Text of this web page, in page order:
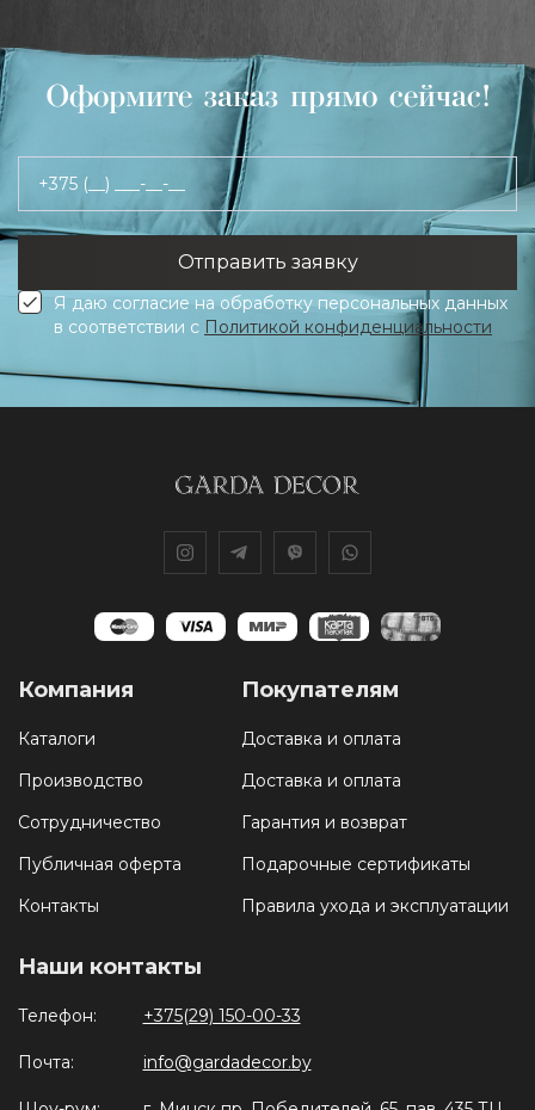
Оформите заказ прямо сейчас!
+375 (__) ___-__-__
Я даю согласие на обработку персональных данных
в соответствии с Политикой конфиденциальности
Компания
Каталоги
Производство
Сотрудничество
Публичная оферта
Контакты
Покупателям
Доставка и оплата
Доставка и оплата
Гарантия и возврат
Подарочные сертификаты
Правила ухода и эксплуатации
Наши контакты
Телефон: +375(29) 150-00-33
Почта: info@gardadecor.by